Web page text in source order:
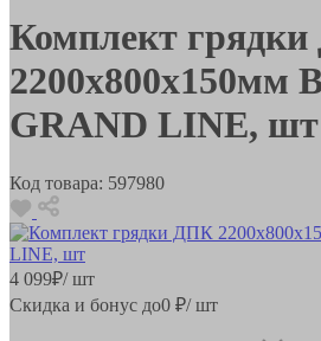
Комплект
2200х800х150мм
GRAND LINE, шт
Код товара: 597980
4 099₽/ шт
Скидка и бонус до0 ₽/ шт